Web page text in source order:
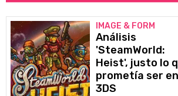
IMAGE & FORM
Análisis
'SteamWorld:
Heist', justo lo
prometía ser en
3DS